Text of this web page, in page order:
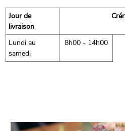
Jour de
livraison
Lundi au
samedi
8h00 - 14h00